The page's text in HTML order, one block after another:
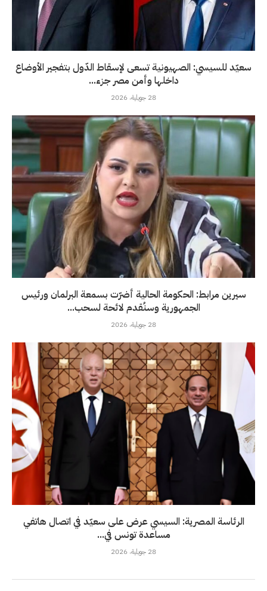
سعيّد للسيسي: الصهيونية تسعى لإسقاط الدّول بتفجير الأوضاع
داخلها وأمن مصر جزء...
28 جويلية، 2026
سيرين مرابط: الحكومة الحالية أضرّت بسمعة البرلمان ورئيس
الجمهورية وسنُقدم لائحة لسحب...
28 جويلية، 2026
الرئاسة المصرية: السيسي عرض على سعيّد في اتصال هاتفي
مساعدة تونس في...
28 جويلية، 2026